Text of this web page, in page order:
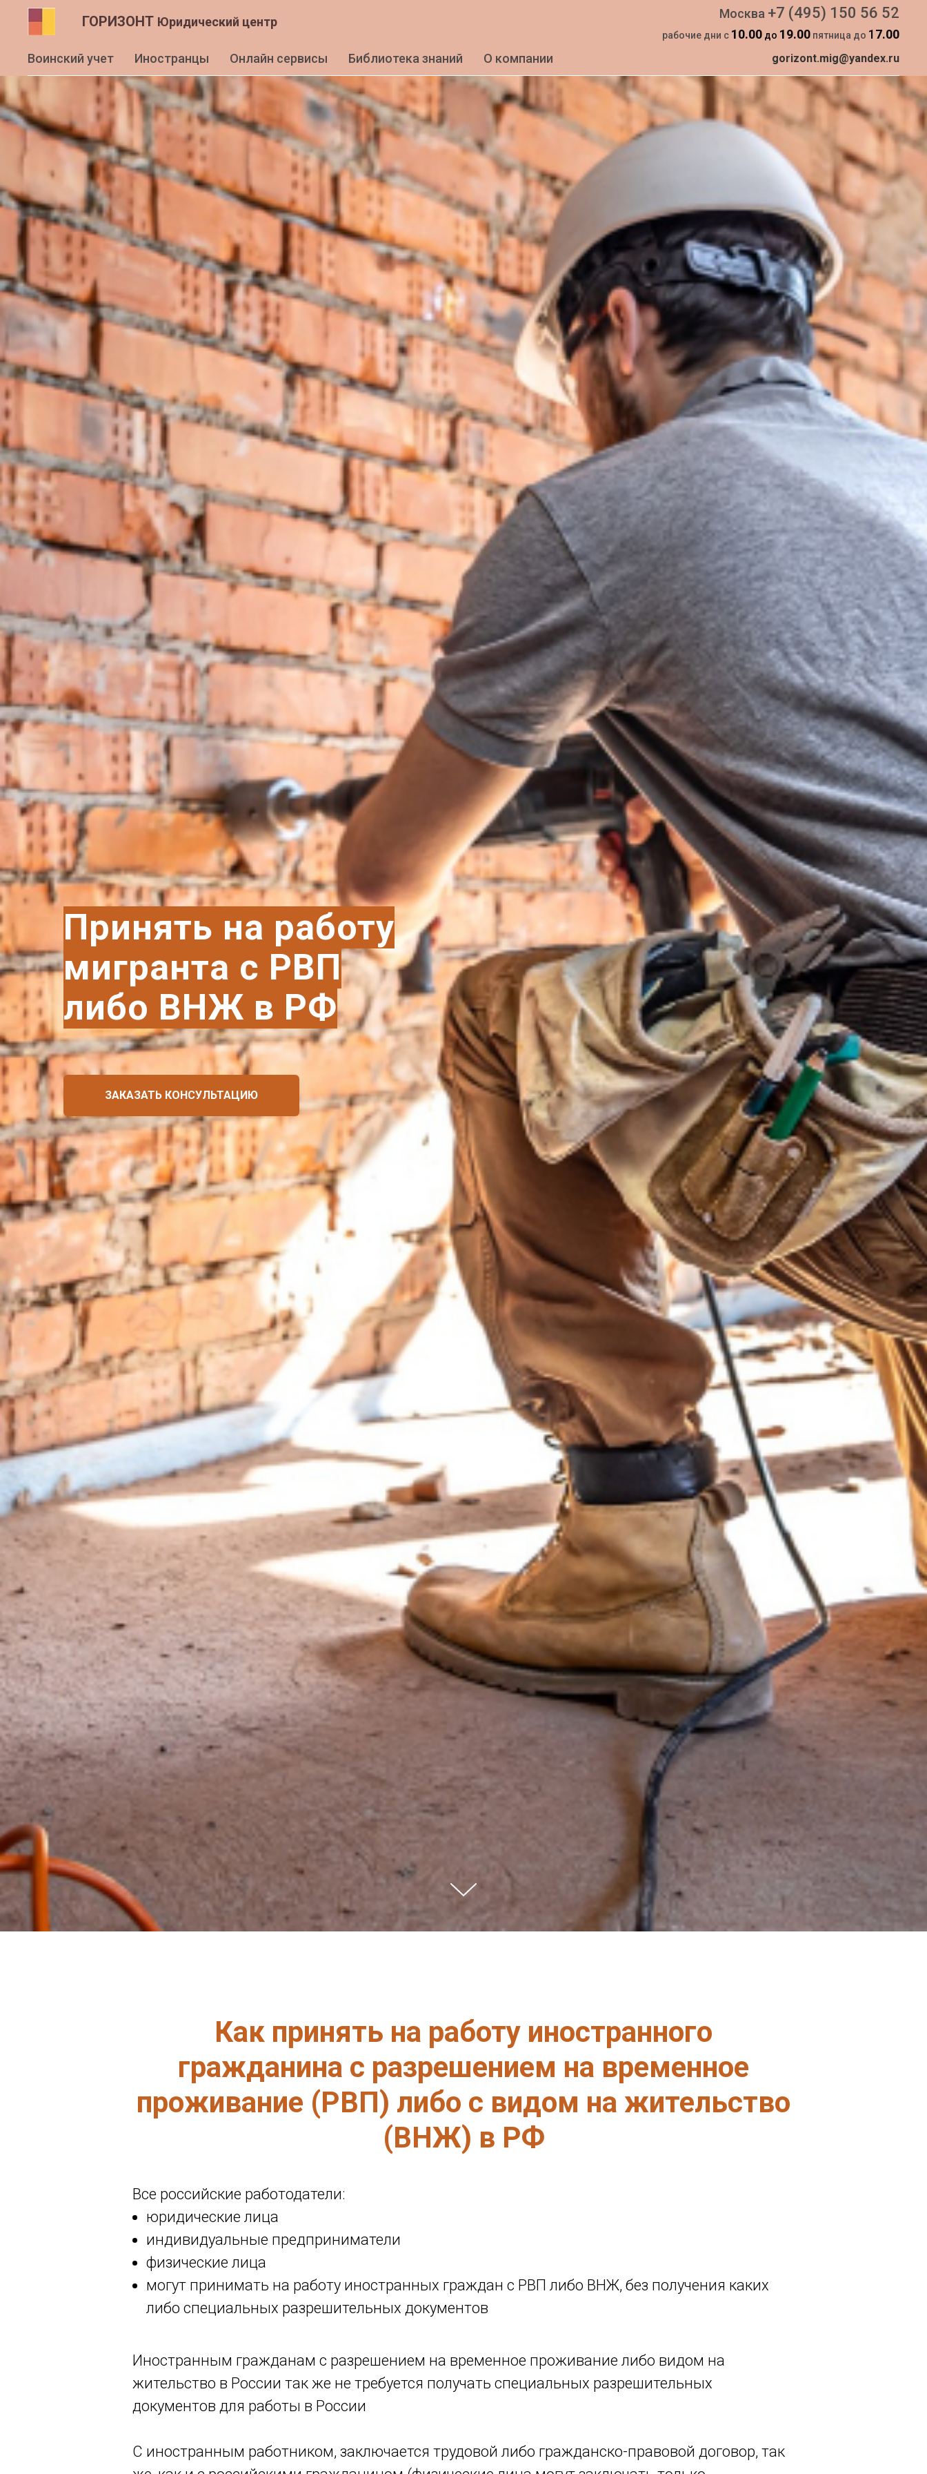
ГОРИЗОНТ Юридический центр
Москва +7 (495) 150 56 52
рабочие дни с 10.00 до 19.00 пятница до 17.00
Воинский учет
Иностранцы Онлайн сервисы Библиотека знаний О компании gorizont.mig@yandex.ru
Принять на работу
мигранта с РВП
либо ВНЖ в РФ
ЗАКАЗАТЬ КОНСУЛЬТАЦИЮ
Как принять на работу иностранного
гражданина с разрешением на временное
проживание (РВП) либо с видом на жительство
(ВНЖ) в РФ
Все российские работодатели:
юридические лица
индивидуальные предприниматели
физические лица
могут принимать на работу иностранных граждан с РВП либо ВНЖ, без получения каких
либо специальных разрешительных документов
Иностранным гражданам с разрешением на временное проживание либо видом на
жительство в России так же не требуется получать специальных разрешительных
документов для работы в России
С иностранным работником, заключается трудовой либо гражданско-правовой договор, так